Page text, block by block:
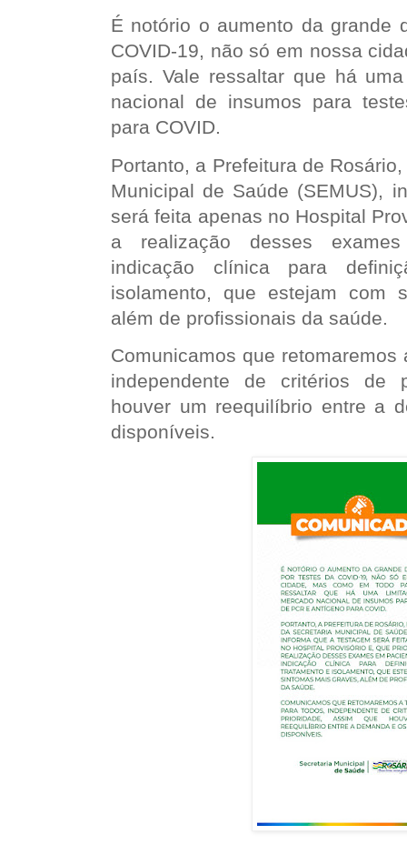
É notório o aumento da grande
COVID-19, não só em nossa
país. Vale ressaltar que há
nacional de insumos para
para COVID.
Portanto, a Prefeitura de
Municipal de Saúde (SEMUS),
será feita apenas no Hospital
a realização desses
indicação clínica para
isolamento, que estejam com
além de profissionais da saúde.
Comunicamos que
independente de critérios de
houver um reequilíbrio entre a
disponíveis.